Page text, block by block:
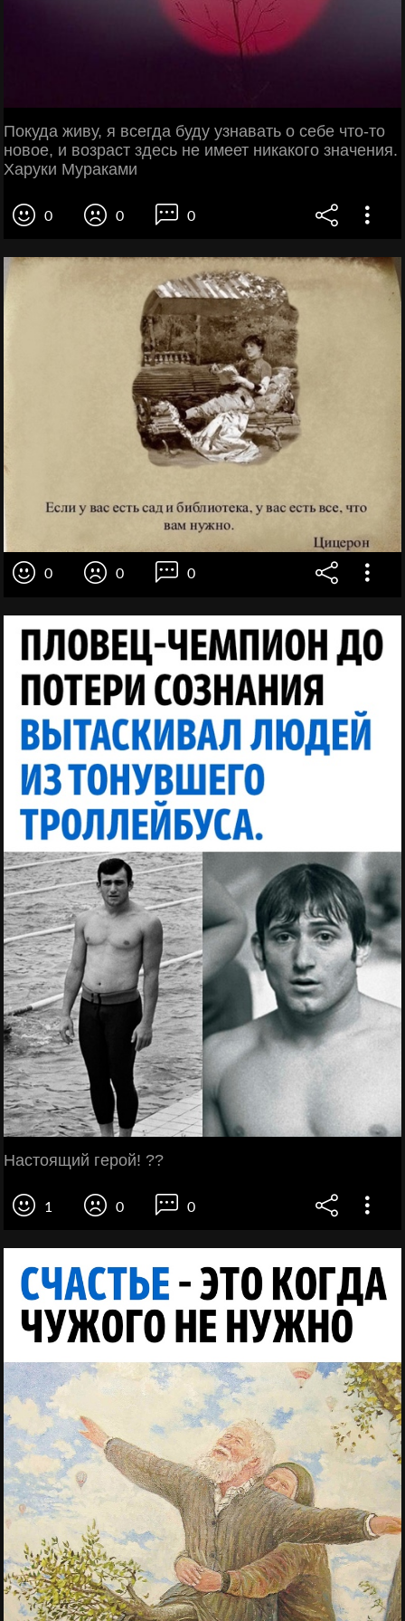
Покуда живу, я всегда буду узнавать о себе что-то
новое, и возраст здесь не имеет никакого значения.
Харуки Мураками
0 0 0
0 0 0
Настоящий герой! ??
1 0 0